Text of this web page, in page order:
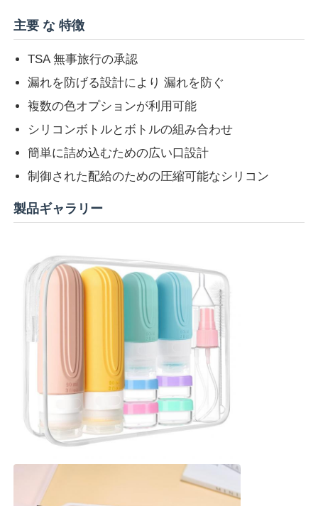
主要 な 特徴
TSA 無事旅行の承認
漏れを防げる設計により 漏れを防ぐ
複数の色オプションが利用可能
シリコンボトルとボトルの組み合わせ
簡単に詰め込むための広い口設計
制御された配給のための圧縮可能なシリコン
製品ギャラリー